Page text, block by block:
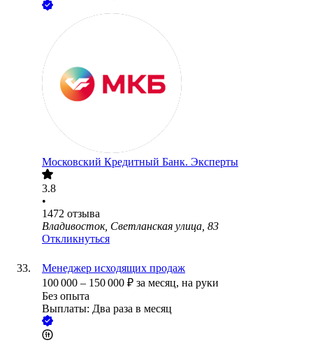
Московский Кредитный Банк. Эксперты
3.8
•
1472 отзыва
Владивосток, Светланская улица, 83
Откликнуться
Менеджер исходящих продаж
100 000 – 150 000 ₽ за месяц, на руки
Без опыта
Выплаты: Два раза в месяц